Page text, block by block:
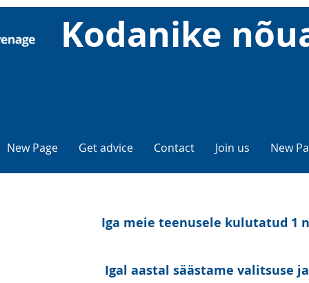
Kodanike
New Page Get advice Contact Join us New
Iga meie teenusele kulutatud 1
Igal aastal säästame valitsuse